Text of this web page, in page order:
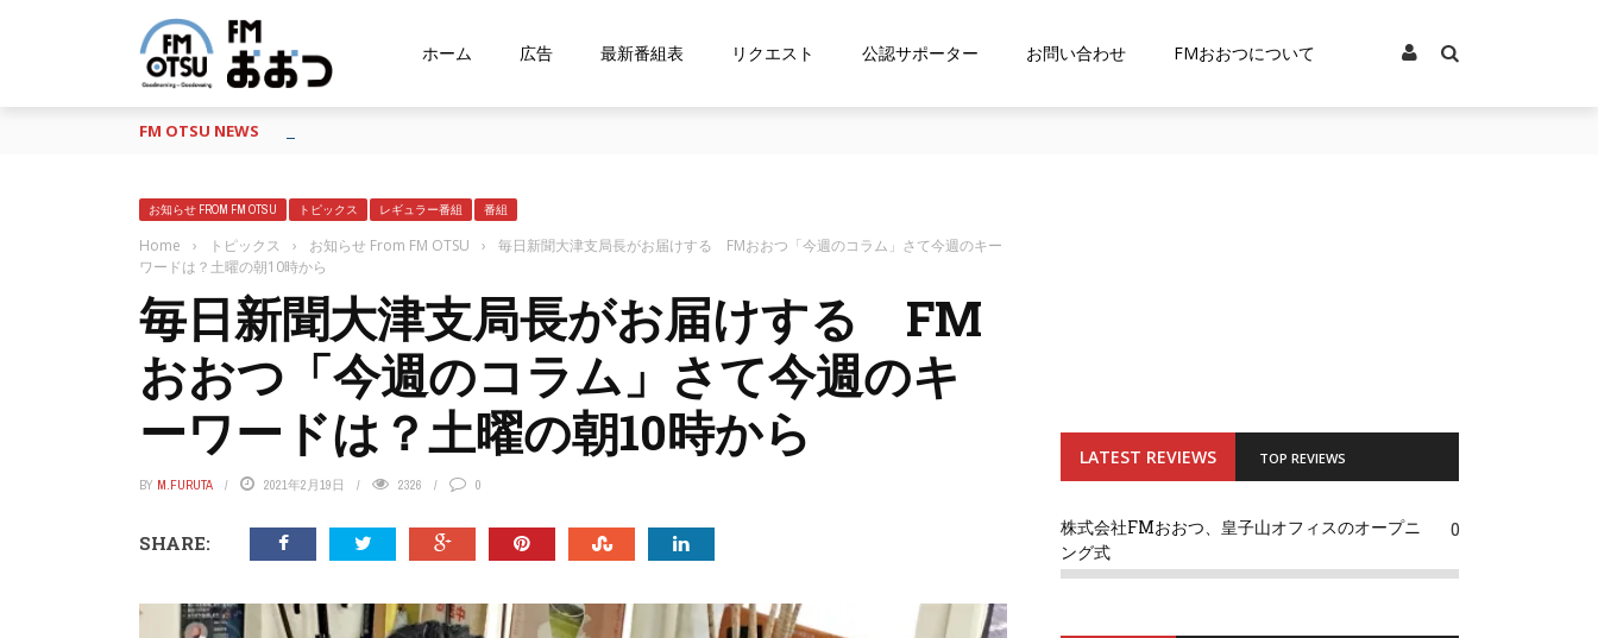
ホーム 広告 最新番組表 リクエスト 公認サポーター お問い合わせ FMおおつについて
FM OTSU NEWS
お知らせ FROM FM OTSU トピックス レギュラー番組 番組
Home › トピックス › お知らせ From FM OTSU ›
毎日新聞大津支局長がお届けする FMおおつ「今週のコラム」さて今週のキー
ワードは？土曜の朝10時から
毎日新聞大津支局長がお届けする FM
おおつ「今週のコラム」さて今週のキ
ーワードは？土曜の朝10時から
BY M.FURUTA 2021年2月19日 2326 0
SHARE:
LATEST REVIEWS TOP REVIEWS
株式会社FMおおつ、皇子山オフィスのオープニ
ング式
0